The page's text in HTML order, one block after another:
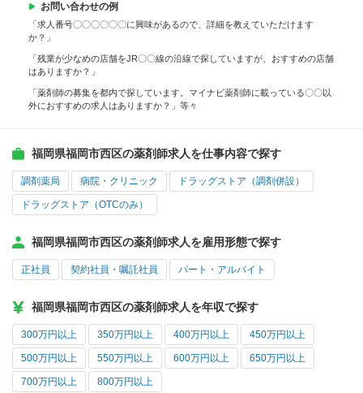
お問い合わせの例
「求人番号〇〇〇〇〇〇に興味があるので、詳細を教えていただけます
か？」
「残業が少なめの店舗をJR〇〇線の沿線で探していますが、おすすめの店舗
はありますか？」
「薬剤師の募集を都内で探しています。マイナビ薬剤師に載っている〇〇以
外におすすめの求人はありますか？」等々
福岡県福岡市西区の薬剤師求人を仕事内容で探す
調剤薬局 病院・クリニック ドラッグストア（調剤併設）
ドラッグストア（OTCのみ）
福岡県福岡市西区の薬剤師求人を雇用形態で探す
正社員 契約社員・嘱託社員 パート・アルバイト
福岡県福岡市西区の薬剤師求人を年収で探す
300万円以上 350万円以上 400万円以上 450万円以上
500万円以上 550万円以上 600万円以上 650万円以上
700万円以上 800万円以上